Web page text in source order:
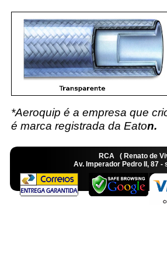
*Aeroquip é a empresa que
é marca registrada da Eaton.
RCA ( Renato de
Av. Imperador Pedro II,